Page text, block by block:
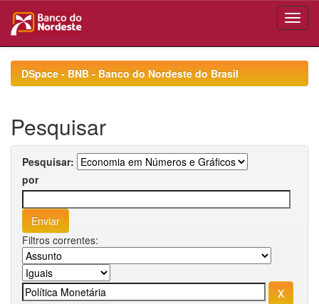
navigationDSpace - BNB - Banco do Nordeste do Brasil
Pesquisar
Pesquisar:
por
Filtros correntes: